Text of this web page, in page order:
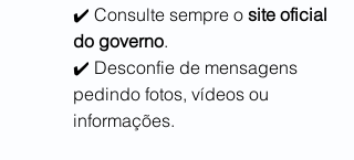
✔️ Consulte sempre o site oficial
do governo.
✔️ Desconfie de mensagens
pedindo fotos, vídeos ou
informações.